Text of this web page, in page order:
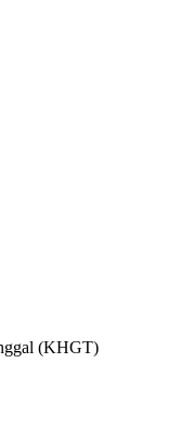
(KHGT)